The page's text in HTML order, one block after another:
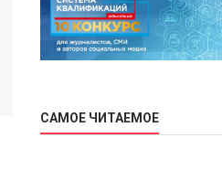
САМОЕ ЧИТАЕМОЕ